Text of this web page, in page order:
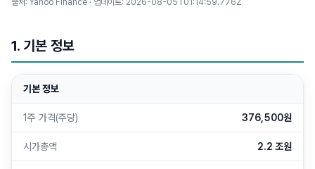
출처: Yahoo Finance · 업데이트: 2026-08-05T01:14:59.776Z
1. 기본 정보
기본 정보
1주 가격(주당) 376,500원
시가총액 2.2 조원